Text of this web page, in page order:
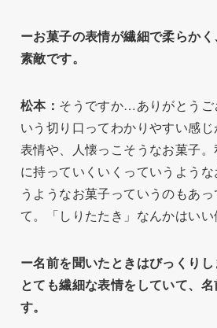
ーお菓子の表情が繊細で柔らか
素敵です。
松本： そうですか…ありがとう
いう切り口ってわかりやすい感
表情や、人懐っこそうなお菓子
に持っていくいくっていうよう
うようなお菓子っていうのもあ
て。「しりたたき」なんかはいい
ー名前を聞いたときはびっくり
とても繊細な表情をしていて、
す。